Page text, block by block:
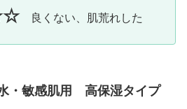
良くない、肌荒れした
敏感肌用 高保湿タイプ